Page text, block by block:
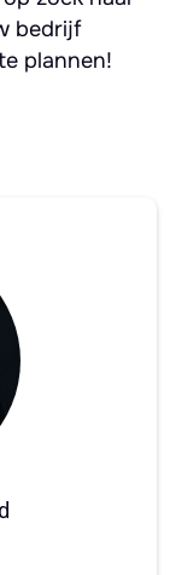
bedrijf
plannen!